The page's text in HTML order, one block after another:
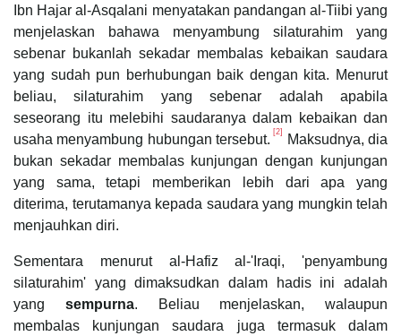
Ibn Hajar al-Asqalani menyatakan pandangan al-Tiibi yang
menjelaskan bahawa menyambung silaturahim yang
sebenar bukanlah sekadar membalas kebaikan saudara
yang sudah pun berhubungan baik dengan kita. Menurut
beliau, silaturahim yang sebenar adalah apabila
seseorang itu melebihi saudaranya dalam kebaikan dan
usaha menyambung hubungan tersebut. [2]
Maksudnya, dia
bukan sekadar membalas kunjungan dengan kunjungan
yang sama, tetapi memberikan lebih dari apa yang
diterima, terutamanya kepada saudara yang mungkin telah
menjauhkan diri.
Sementara menurut al-Hafiz al-'Iraqi, 'penyambung
silaturahim' yang dimaksudkan dalam hadis ini adalah
yang sempurna. Beliau menjelaskan, walaupun
membalas kunjungan saudara juga termasuk dalam